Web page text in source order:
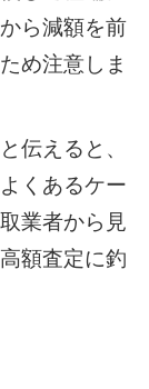
ら減額を前
め注意しま
伝えると、
くあるケー
業者から見
額査定に釣